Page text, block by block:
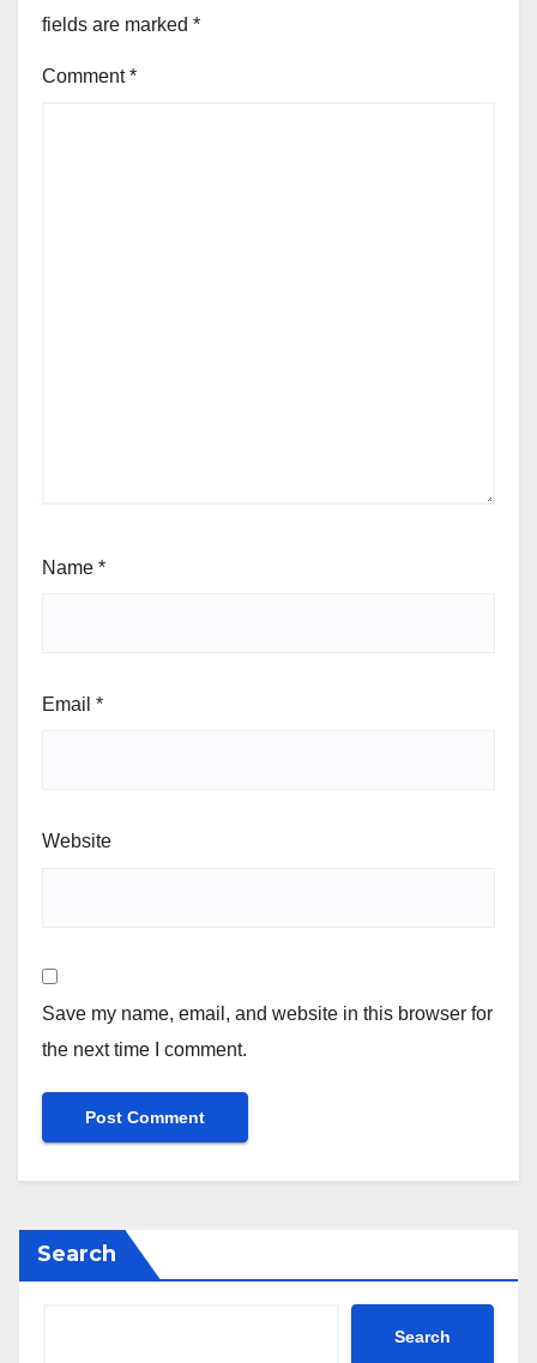
fields are marked *
Comment*
Name *
Email *
Website
Save my name, email, and website in this browser for
the next time I comment.
Search
Search